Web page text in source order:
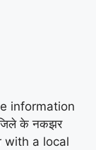
information
जिले के नकझर
with a local